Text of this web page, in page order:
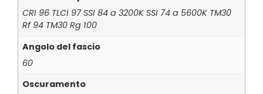
CRI 96 TLCI 97 SSI 84 a 3200K SSI 74 a 5600K TM30
Rf 94 TM30 Rg 100
Angolo del fascio
60
Oscuramento